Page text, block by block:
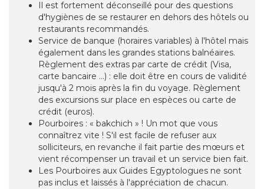
Il est fortement déconseillé pour des questions
d'hygiènes de se restaurer en dehors des hôtels ou
restaurants recommandés.
Service de banque (horaires variables) à l'hôtel mais
également dans les grandes stations balnéaires.
Règlement des extras par carte de crédit (Visa,
carte bancaire ...) : elle doit être en cours de validité
jusqu'à 2 mois après la fin du voyage. Règlement
des excursions sur place en espèces ou carte de
crédit (euros).
Pourboires : « bakchich » ! Un mot que vous
connaîtrez vite ! S'il est facile de refuser aux
solliciteurs, en revanche il fait partie des mœurs et
vient récompenser un travail et un service bien fait.
Les Pourboires aux Guides Egyptologues ne sont
pas inclus et laissés à l'appréciation de chacun.